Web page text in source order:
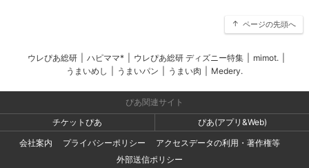
ページの先頭へ
ウレぴあ総研 ハピママ* ウレぴあ総研 ディズニー特集 mimot.
うまいめし
うまいパン うまい肉 Medery.
ぴあ関連サイト
チケットぴあ
ぴあ(アプリ&Web)
会社案内
プライバシーポリシー
アクセスデータの利用・著作権等
外部送信ポリシー